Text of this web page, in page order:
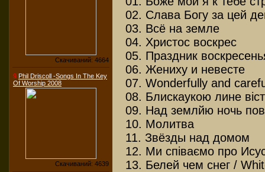
Скачиваний: 4664
9 Phil Driscoll -Songs In The Key
Of Worship 2008
Скачиваний: 4639
02. Слава Богу за цей
03. Всё на земле
04. Христос воскрес
05. Праздник
06. Жениху и невесте
07. Wonderfully and
08. Блискаукою лине
09. Над землйю ночь
10. Молитва
11. Звёзды над домом
12. Ми спiваємо про
13. Белей чем снег /